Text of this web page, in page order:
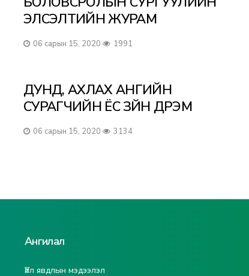
ЭЛСЭЛТИЙН ЖУРАМ
06 сарын 15, 2020 1991
ДУНД, АХЛАХ АНГИЙН
СУРАГЧИЙН ЁС ЗҮЙН ДҮРЭМ
06 сарын 15, 2020 3134
Ангилал
Үйл явдлын мэдээлэл